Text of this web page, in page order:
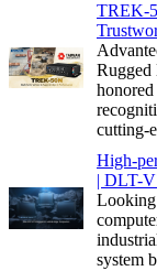
TREK-
Rugged
cutting-
High-
| DLT-
Looking
system